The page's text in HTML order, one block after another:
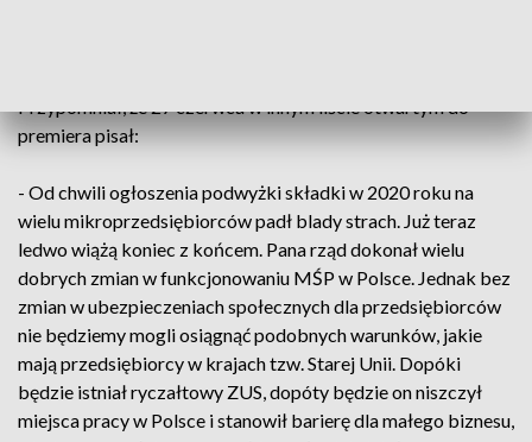
Przypomniał, że 27 czerwca w innym liście otwartym do
premiera pisał:
- Od chwili ogłoszenia podwyżki składki w 2020 roku na
wielu mikroprzedsiębiorców padł blady strach. Już teraz
ledwo wiążą koniec z końcem. Pana rząd dokonał wielu
dobrych zmian w funkcjonowaniu MŚP w Polsce. Jednak bez
zmian w ubezpieczeniach społecznych dla przedsiębiorców
nie będziemy mogli osiągnąć podobnych warunków, jakie
mają przedsiębiorcy w krajach tzw. Starej Unii. Dopóki
będzie istniał ryczałtowy ZUS, dopóty będzie on niszczył
miejsca pracy w Polsce i stanowił barierę dla małego biznesu,